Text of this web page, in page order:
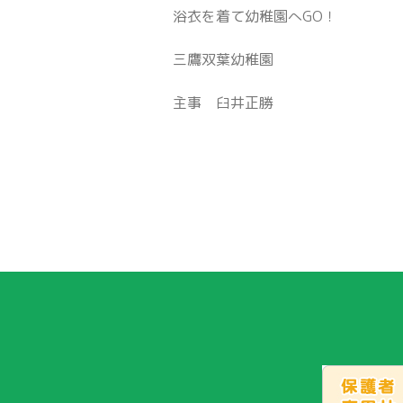
浴衣を着て幼稚園へGO！
三鷹双葉幼稚園
主事 臼井正勝